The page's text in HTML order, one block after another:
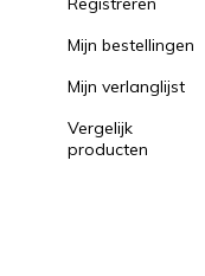
Mijn bestellingen
Mijn verlanglijst
Vergelijk
producten